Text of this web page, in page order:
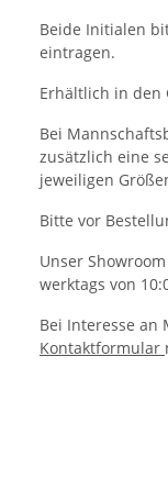
Beide Initialen
eintragen.
Erhältlich in den
Bei
zusätzlich eine
jeweiligen
Bitte vor
Unser
werktags von
Bei Interesse
Kontaktformular